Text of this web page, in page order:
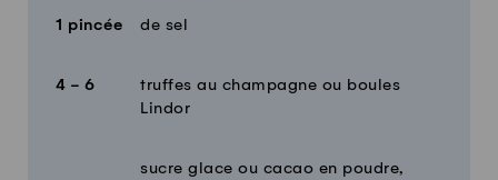
1 pincée de sel
4 - 6
truffes au champagne ou boules
Lindor
sucre glace ou cacao en poudre,